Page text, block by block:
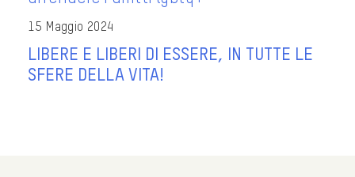
15 Maggio 2024
LIBERE E LIBERI DI ESSERE, IN TUTTE LE
SFERE DELLA VITA!